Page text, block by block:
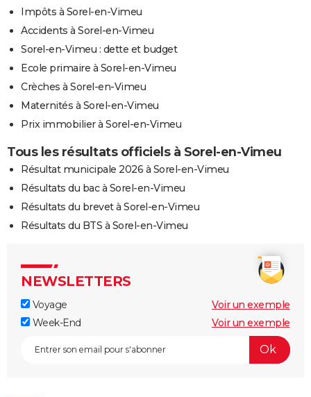
Impôts à Sorel-en-Vimeu
Accidents à Sorel-en-Vimeu
Sorel-en-Vimeu : dette et budget
Ecole primaire à Sorel-en-Vimeu
Crèches à Sorel-en-Vimeu
Maternités à Sorel-en-Vimeu
Prix immobilier à Sorel-en-Vimeu
Tous les résultats officiels à Sorel-en-Vimeu
Résultat municipale 2026 à Sorel-en-Vimeu
Résultats du bac à Sorel-en-Vimeu
Résultats du brevet à Sorel-en-Vimeu
Résultats du BTS à Sorel-en-Vimeu
NEWSLETTERS
Voyage
Voir un exemple
Week-End
Voir un exemple